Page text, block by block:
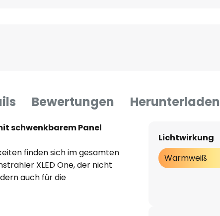
Bewertungen Herunterladen
schwenkbarem Panel
finden sich im gesamten
XLED One, der nicht
auch für die
Lichtwirkung
Warmweiß